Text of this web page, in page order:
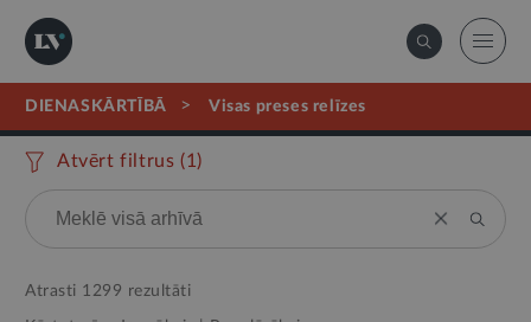
DIENASKĀRTĪBĀ > visas preses relīzes
Atvērt filtrus (1 )
Atrasti 1299 rezultāti